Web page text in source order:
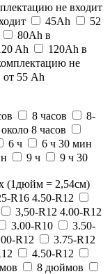
не входит
45Ah
52
80Ah в
Ah
120Ah в
не
от 55 Ah
8 часов
8-
около 8 часов
6 ч
6 ч 30 мин
9 ч
9 ч 30
(1дюйм = 2,54см)
R16 4.50-R12
3,50-R12 4.00-R12
3.00-R10
3.50-
R12
3.75-R12
4.50-R12
8 дюймов